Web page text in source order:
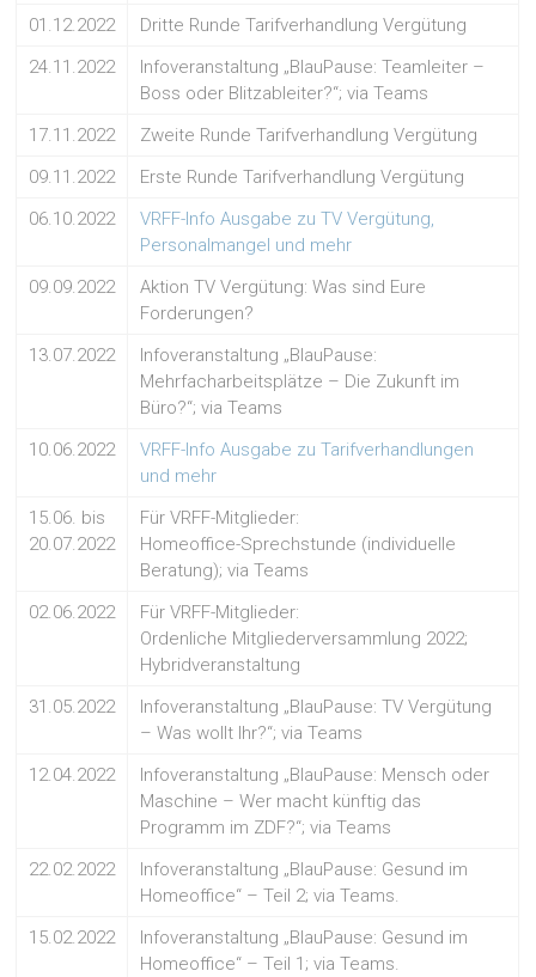
01.12.2022
Dritte Runde Tarifverhandlung Vergütung
24.11.2022
Infoveranstaltung „BlauPause: Teamleiter –
Boss oder Blitzableiter?“; via Teams
17.11.2022
Zweite Runde Tarifverhandlung Vergütung
09.11.2022
Erste Runde Tarifverhandlung Vergütung
06.10.2022
VRFF-Info Ausgabe zu TV Vergütung,
Personalmangel und mehr
09.09.2022
Aktion TV Vergütung: Was sind Eure
Forderungen?
13.07.2022
Infoveranstaltung „BlauPause:
Mehrfacharbeitsplätze – Die Zukunft im
Büro?“; via Teams
10.06.2022
VRFF-Info Ausgabe zu Tarifverhandlungen
und mehr
15.06. bis
20.07.2022
Für VRFF-Mitglieder:
Homeoffice-Sprechstunde (individuelle
Beratung); via Teams
02.06.2022
Für VRFF-Mitglieder:
Ordenliche Mitgliederversammlung 2022;
Hybridveranstaltung
31.05.2022
Infoveranstaltung „BlauPause: TV Vergütung
– Was wollt Ihr?“; via Teams
12.04.2022
Infoveranstaltung „BlauPause: Mensch oder
Maschine – Wer macht künftig das
Programm im ZDF?“; via Teams
22.02.2022
Infoveranstaltung „BlauPause: Gesund im
Homeoffice“ – Teil 2; via Teams.
15.02.2022
Infoveranstaltung „BlauPause: Gesund im
Homeoffice“ – Teil 1; via Teams.